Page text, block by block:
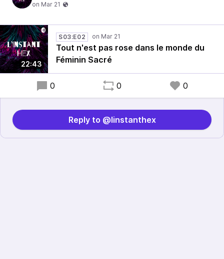
22:43
S03:E02
Tout n'est pas rose dans le monde du
Féminin Sacré
0 0 0
Reply to @linstanthex